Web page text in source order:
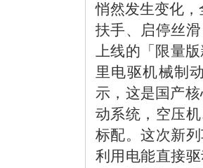
悄然发生变化，
扶手、启停丝
上线的「限量
里电驱机械制
示，这是国产
动系统，空压
标配。这次新
利用电能直接